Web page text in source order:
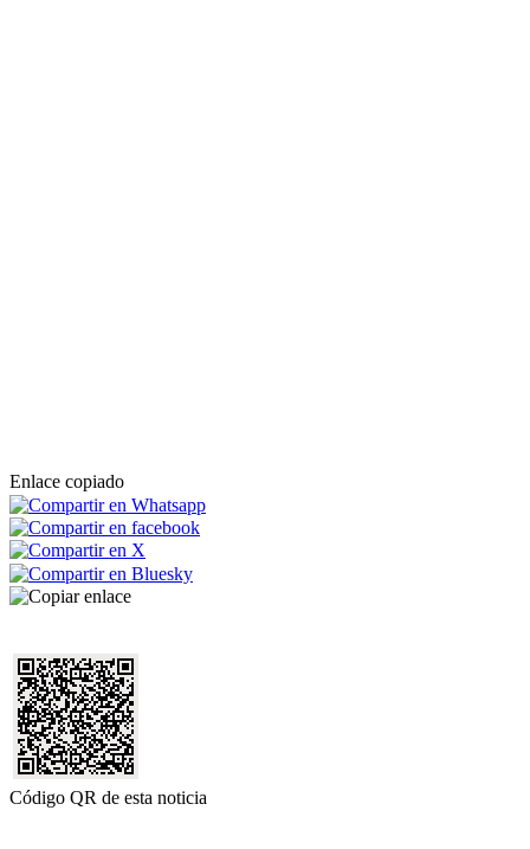
Enlace copiado
Código QR de esta noticia